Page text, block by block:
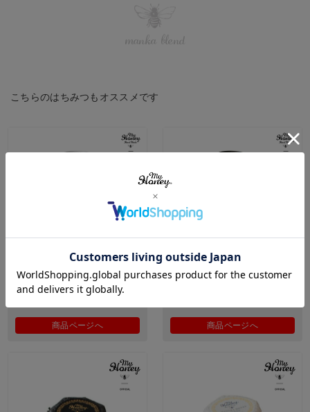
manka blend
こちらのはちみつもオススメです
KISS アカシア
商品ページへ
KISS マヌカブレンド
商品ページへ